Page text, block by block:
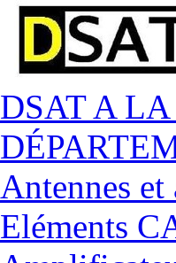
DSAT A
Antennes et
Eléments